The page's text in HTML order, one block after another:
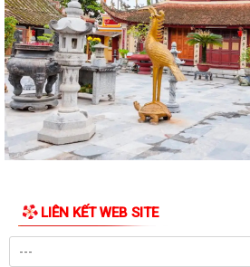
hội học tập giai đoạn...
Nghị quyết Quy định tiêu chí đối với
nhà khoa học, người có tài...
Nghị quyết Ban hành quy định nguyên
vốn ngân sách thành phố; cơ...
Nghị quyết Quy định chính sách hỗ trợ di
Nghị quyết Bãi bỏ Nghị quyết số 06/
của Hội đồng nhân dân thành phố Hải...
LIÊN KẾT WEB SITE